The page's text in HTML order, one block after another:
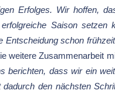
Erfolges. Wir hoffen,
Saison
Entscheidung schon
weitere Zusammenarbeit
berichten, dass wir ein
den nächsten